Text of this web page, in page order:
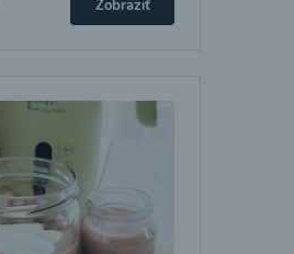
Zobraziť